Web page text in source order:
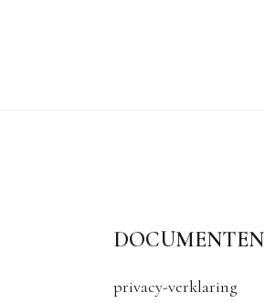
DOCUMENTEN
privacy-verklaring